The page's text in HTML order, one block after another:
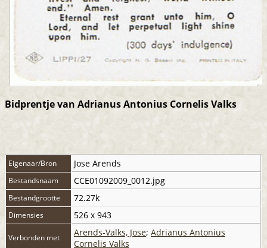
Bidprentje van Adrianus Antonius Cornelis Valks
Eigenaar/Bron Jose Arends
Bestandsnaam CCE01092009_0012.jpg
Bestandgrootte 72.27k
Dimensies 526 x 943
Verbonden met Arends-Valks, Jose; Adrianus Antonius
Cornelis Valks